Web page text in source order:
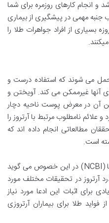
و انجام کارهای روزمره برای شما
مهمی در پیشگیری از بیماری
بسیاری از افراد جواهرات طلا را
می شوند که استفاده درست و
آنها غیرممکن می کند. آویختن و
یا قرار گرفتن آن در معرض پوست ناحیه دچار
نامطلوب مرتبط با آرتروز را
مطالعاتی انجام داده اند که
است.
مرکز ملی اطلاعات بیوتکنولوژی آمریکا (NCBI) در این خصوص می گوید
آرتروز در تحقیقات مختلف مورد
برای اثبات این ادعا مورد نیاز
طلا برای بیماران آرتروزی